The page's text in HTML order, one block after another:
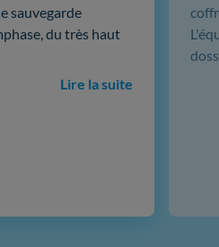
sauvegarde
du très haut
Lire la suite